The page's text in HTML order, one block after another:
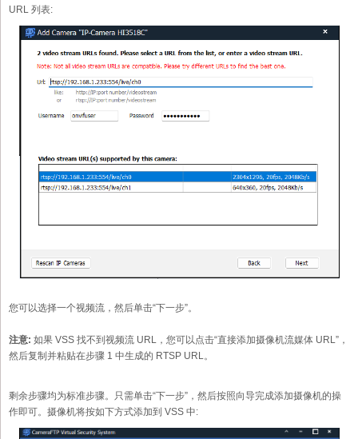
URL 列表:
您可以选择一个视频流，然后单击“下一步”。
注意: 如果 VSS 找不到视频流 URL，您可以点击“直接添加摄像机流媒体 URL”，
然后复制并粘贴在步骤 1 中生成的 RTSP URL。
剩余步骤均为标准步骤。只需单击“下一步”，然后按照向导完成添加摄像机的操
作即可。摄像机将按如下方式添加到 VSS 中: